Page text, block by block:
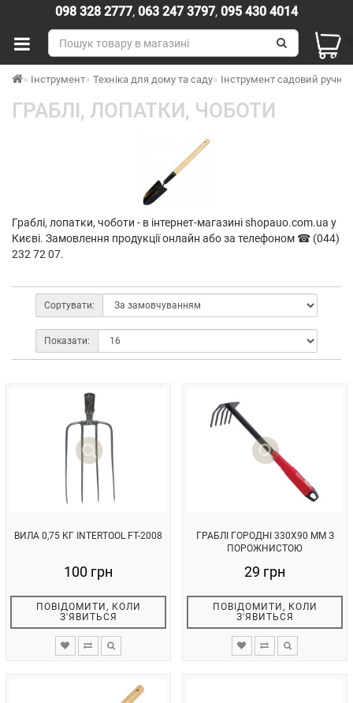
098 328 2777, 063 247 3797, 095 430 4014
Інструмент Техніка для дому та саду Інструмент садовий
ГРАБЛІ, ЛОПАТКИ, ЧОБОТИ
Граблі, лопатки, чоботи - в інтернет-магазині shopauo.com.ua у
Києві. Замовлення продукції онлайн або за телефоном ☎ (044)
232 72 07.
Сортувати:
Показати:
ВИЛА 0,75 КГ INTERTOOL FT-2008
100 грн
ПОВІДОМИТИ, КОЛИ
З'ЯВИТЬСЯ
ГРАБЛІ ГОРОДНІ 330X90 ММ З
ПОРОЖНИСТОЮ
29 грн
ПОВІДОМИТИ, КОЛИ
З'ЯВИТЬСЯ